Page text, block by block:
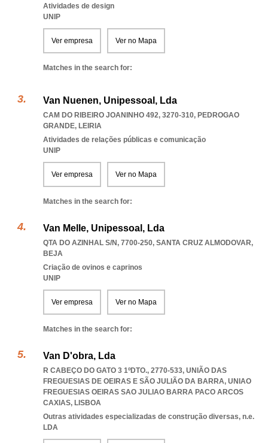
Atividades de design
UNIP
Ver empresa Ver no Mapa
Matches in the search for:
Van Nuenen, Unipessoal, Lda
CAM DO RIBEIRO JOANINHO 492, 3270-310, PEDROGAO
GRANDE, LEIRIA
Atividades de relações públicas e comunicação
UNIP
Ver empresa Ver no Mapa
Matches in the search for:
Van Melle, Unipessoal, Lda
QTA DO AZINHAL S/N, 7700-250, SANTA CRUZ ALMODOVAR,
BEJA
Criação de ovinos e caprinos
UNIP
Ver empresa Ver no Mapa
Matches in the search for:
Van D'obra, Lda
R CABEÇO DO GATO 3 1ºDTO., 2770-533, UNIÃO DAS
FREGUESIAS DE OEIRAS E SÃO JULIÃO DA BARRA, UNIAO
FREGUESIAS OEIRAS SAO JULIAO BARRA PACO ARCOS
CAXIAS, LISBOA
Outras atividades especializadas de construção diversas, n.e.
LDA